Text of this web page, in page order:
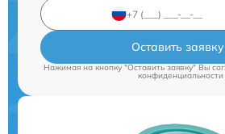
Оставить заявку
Нажимая на кнопку "Оставить заявку" Вы
конфиденциальности